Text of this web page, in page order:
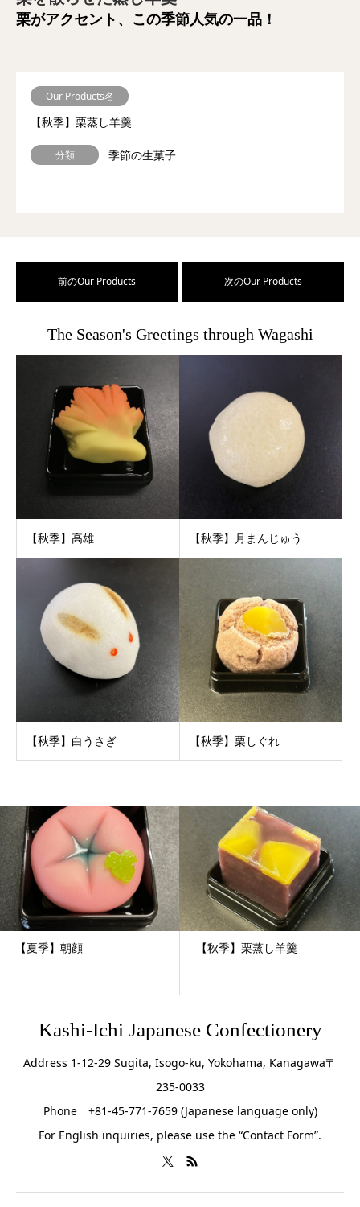
栗がアクセント、この季節人気の一品！
Our Products名
【秋季】栗蒸し羊羹
分類 季節の生菓子
前のOur Products 次のOur Products
The Season's Greetings through Wagashi
【秋季】高雄 【秋季】月まんじゅう
【秋季】白うさぎ 【秋季】栗しぐれ
【夏季】朝顔 【秋季】栗蒸し羊羹
Kashi-Ichi Japanese Confectionery
Address 1-12-29 Sugita, Isogo-ku, Yokohama, Kanagawa〒
235-0033
Phone +81-45-771-7659 (Japanese language only)
For English inquiries, please use the “Contact Form”.